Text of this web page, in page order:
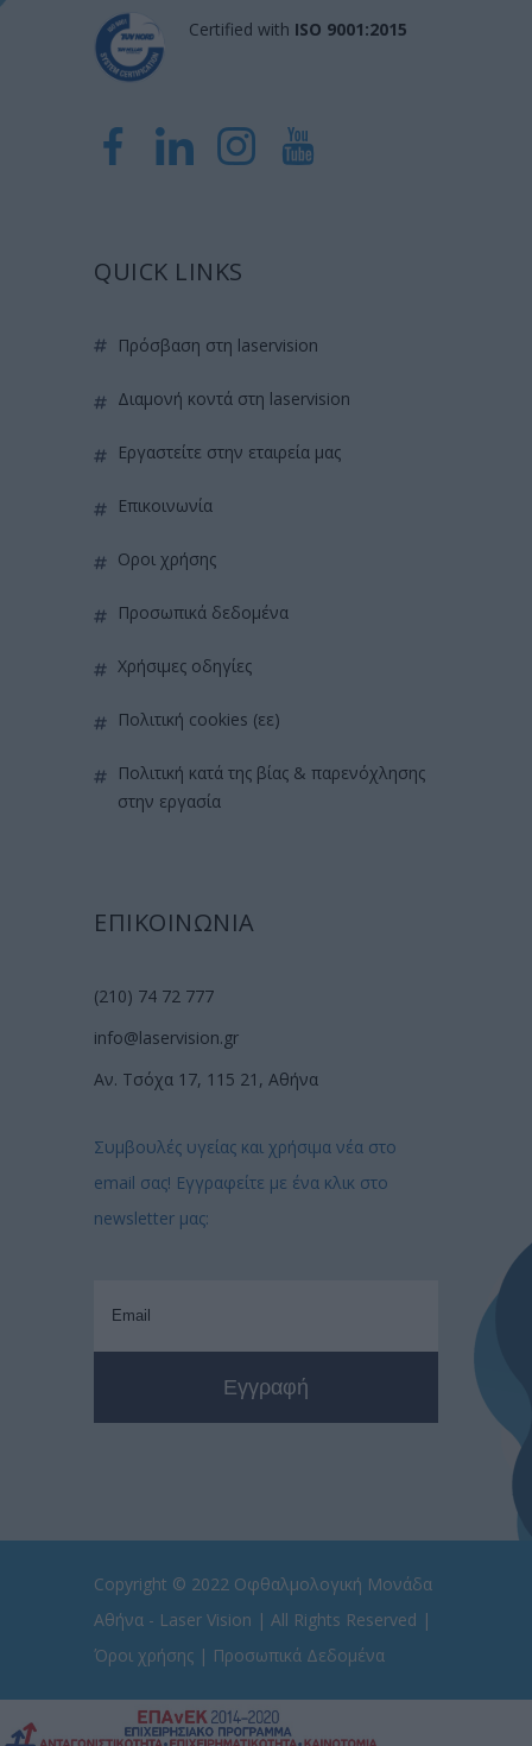
Certified with ISO 9001:2015
QUICK LINKS
πρόσβαση στη laservision
διαμονή κοντά στη laservision
εργαστείτε στην εταιρεία μας
επικοινωνία
όροι χρήσης
προσωπικά δεδομένα
χρήσιμες οδηγίες
πολιτική cookies (εε)
πολιτική κατά της βίας & παρενόχλησης
στην εργασία
ΕΠΙΚΟΙΝΩΝΙΑ
(210) 74 72 777
info@laservision.gr
Αν. Τσόχα 17, 115 21, Αθήνα
Συμβουλές υγείας και χρήσιμα νέα στο
email σας! Εγγραφείτε με ένα κλικ στο
newsletter μας:
Copyright © 2022 Οφθαλμολογική Μονάδα
Αθήνα - Laser Vision | All Rights Reserved |
Όροι χρήσης | Προσωπικά Δεδομένα